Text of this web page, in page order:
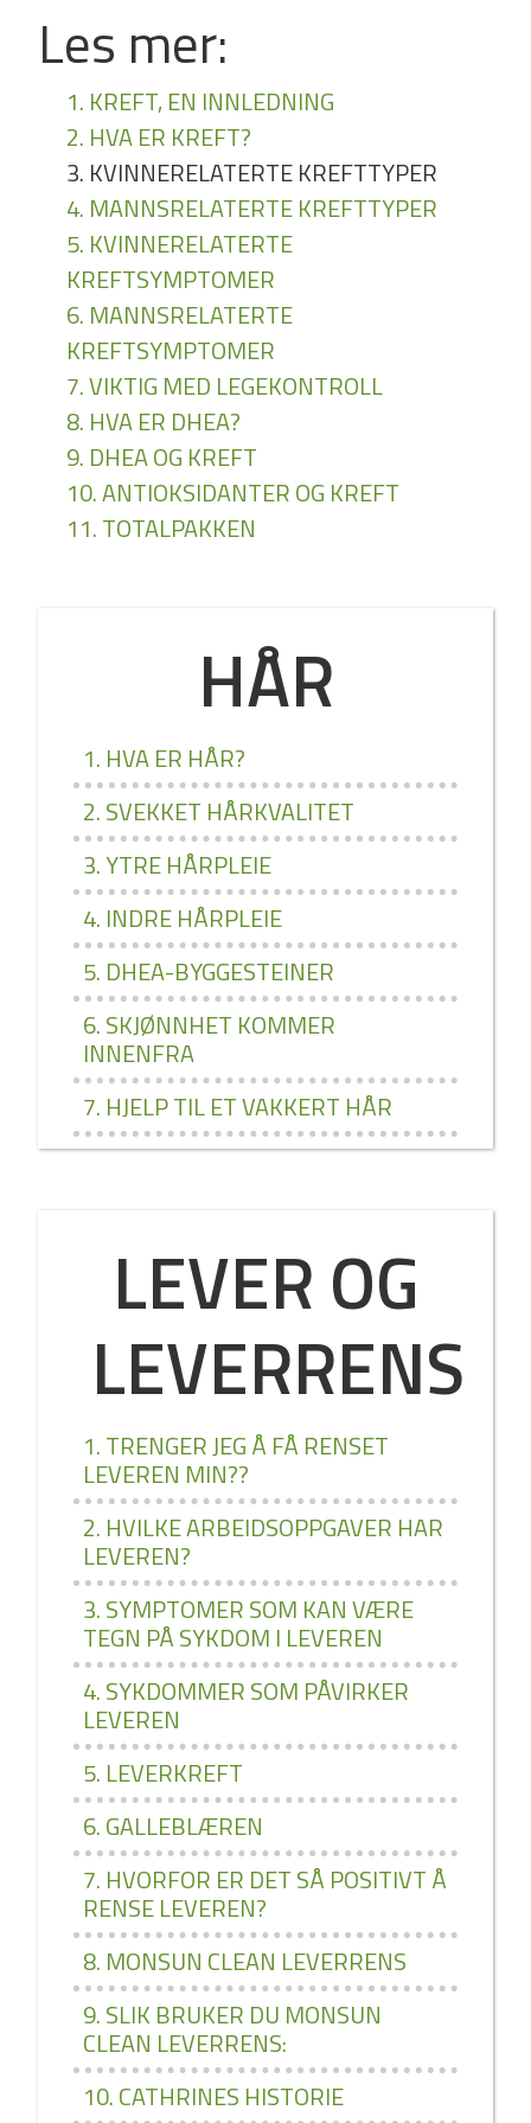
Les mer:
1. KREFT, EN INNLEDNING
2. HVA ER KREFT?
3. KVINNERELATERTE KREFTTYPER
4. MANNSRELATERTE KREFTTYPER
5. KVINNERELATERTE
KREFTSYMPTOMER
6. MANNSRELATERTE
KREFTSYMPTOMER
7. VIKTIG MED LEGEKONTROLL
8. HVA ER DHEA?
9. DHEA OG KREFT
10. ANTIOKSIDANTER OG KREFT
11. TOTALPAKKEN
HÅR
1. HVA ER HÅR?
2. SVEKKET HÅRKVALITET
3. YTRE HÅRPLEIE
4. INDRE HÅRPLEIE
5. DHEA­-BYGGESTEINER
6. SKJØNNHET KOMMER
INNENFRA
7. HJELP TIL ET VAKKERT HÅR
LEVER OG
LEVERRENS
1. TRENGER JEG Å FÅ RENSET
LEVEREN MIN??
2. HVILKE ARBEIDSOPPGAVER HAR
LEVEREN?
3. SYMPTOMER SOM KAN VÆRE
TEGN PÅ SYKDOM I LEVEREN
4. SYKDOMMER SOM PÅVIRKER
LEVEREN
5. LEVERKREFT
6. GALLEBLÆREN
7. HVORFOR ER DET SÅ POSITIVT Å
RENSE LEVEREN?
8. MONSUN CLEAN LEVERRENS
9. SLIK BRUKER DU MONSUN
CLEAN LEVERRENS:
10. CATHRINES HISTORIE